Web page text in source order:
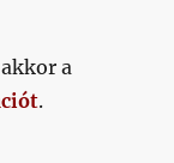
a
.